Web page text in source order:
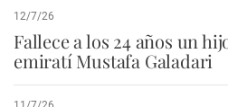
12/7/26
Fallece a los 24 años un
emiratí Mustafa Galadari